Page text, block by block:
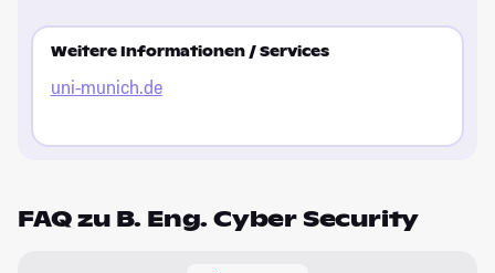
Weitere Informationen / Services
uni-munich.de
FAQ zu B. Eng. Cyber Security